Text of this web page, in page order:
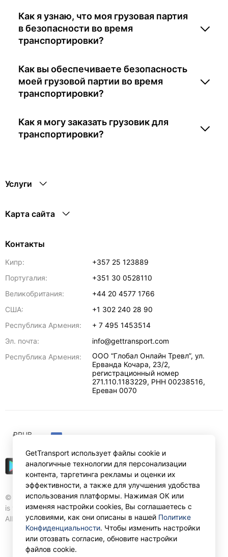
Как я узнаю, что моя грузовая партия
в безопасности во время
транспортировки?
Как вы обеспечиваете безопасность
моей грузовой партии во время
транспортировки?
Как я могу заказать грузовик для
транспортировки?
Услуги
Карта сайта
Контакты
Кипр:
+357 25 123889
Португалия:
+351 30 0528110
Великобритания:
+44 20 4577 1766
США:
+1 302 240 28 90
Республика Армения:
+ 7 495 1453514
Эл. почта:
info@gettransport.com
Республика Армения:
ООО “Глобал Онлайн Тревл”, ул.
Ерванда Кочара, 23/2,
регистрационный номер
271.110.1183229, РНН 00238516,
Ереван 0070
© Gettransport International Limited. GetTransport®
is trademark of Gettransport International Limited.
All rights reserved.
₽RUB
GetTransport использует файлы cookie и
аналогичные технологии для персонализации
контента, таргетинга рекламы и оценки их
эффективности, а также для улучшения удобства
использования платформы. Нажимая ОК или
изменяя настройки cookies, Вы соглашаетесь с
условиями, как они описаны в нашей Политике
Конфиденциальности. Чтобы изменить настройки
или отозвать согласие, обновите настройки
файлов cookie.